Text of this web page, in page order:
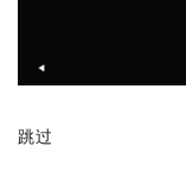
跳过